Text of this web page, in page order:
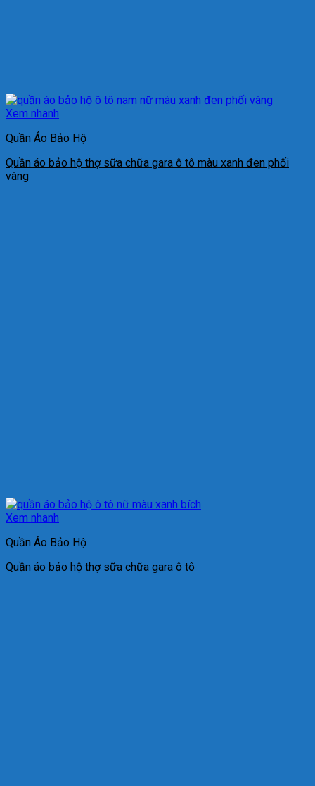
Xem nhanh
Quần Áo Bảo Hộ
Quần áo bảo hộ thợ sữa chữa gara ô tô màu xanh đen phối
vàng
Xem nhanh
Quần Áo Bảo Hộ
Quần áo bảo hộ thợ sữa chữa gara ô tô